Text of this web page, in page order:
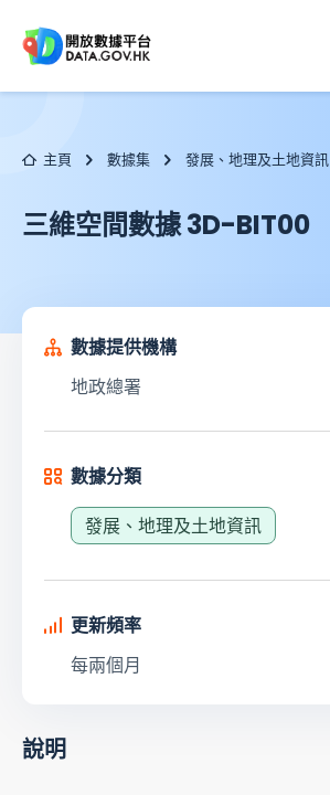
主頁 數據集 發展、地理及土地資訊
三維空間數據 3D-BIT00
數據提供機構
地政總署
數據分類
發展、地理及土地資訊
更新頻率
每兩個月
說明